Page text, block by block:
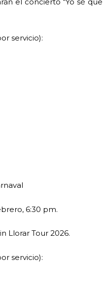
servicio):
6:30 pm.
Llorar Tour 2026.
servicio):